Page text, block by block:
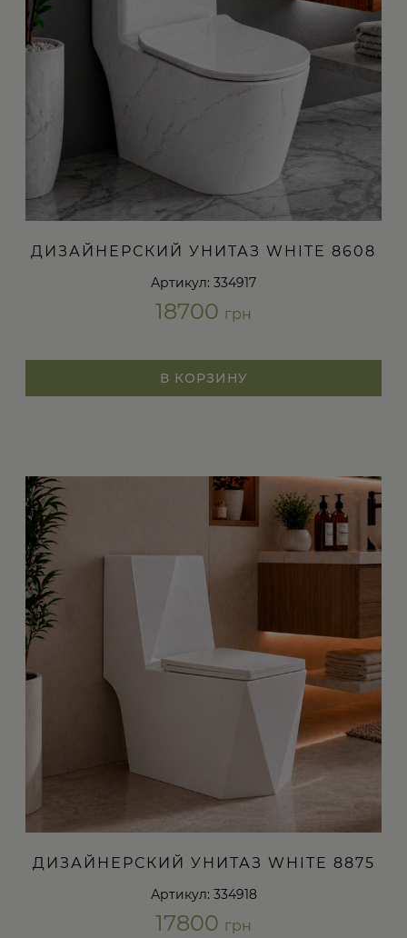
ДИЗАЙНЕРСКИЙ УНИТАЗ WHITE 8608
Артикул: 334917
18700 грн
В КОРЗИНУ
ДИЗАЙНЕРСКИЙ УНИТАЗ WHITE 8875
Артикул: 334918
17800 грн